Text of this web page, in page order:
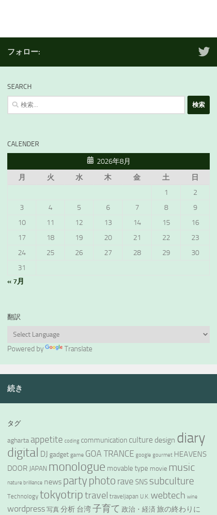
フォロー:
SEARCH
検
索:
CALENDER
2026年8月
月
火 水 木 金 土
日
1
2
3
4 5 6 7 8
9
10
11 12 13 14 15
16
17
18 19 20 21 22
23
24
25 26 27 28 29
30
31
« 7月
翻訳
Powered by Translate
続き
タグ
agharta appetite coding communication culture design diary
digital DJ gadget game GOA TRANCE google gourmet HEAVENS
DOOR JAPAN monologue movable type movie music
nature brilliance news partyphoto rave SNS subculture
Technology tokyotriptravel traveljapan U.K. webtech wine
wordpress 写真 分析 台湾子育て 政治・経済 旅の終わりに